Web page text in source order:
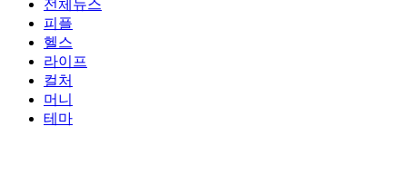
전체뉴스
피플
헬스
라이프
컬처
머니
테마